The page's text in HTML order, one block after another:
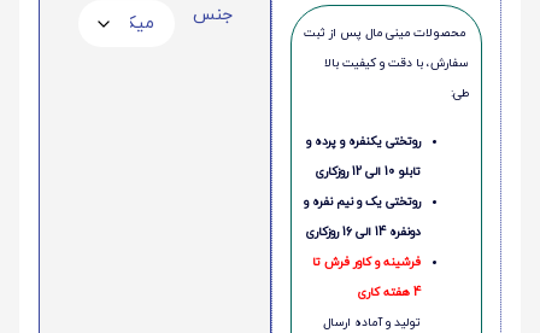
محصولات مینی‌ مال پس از ثبت
سفارش، با دقت و کیفیت بالا
طی:
روتختی یکنفره و پرده و
تابلو 10 الی 12 روزکاری
روتختی یک و نیم نفره و
دونفره 14 الی 16 روزکاری
فرشینه و کاور فرش تا
4 هفته کاری
تولید و آماده ارسال
جنس